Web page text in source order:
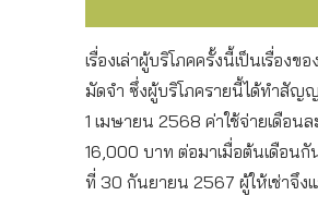
เรื่องเล่าผู้บริโภคครั้งนี้เป็นเรื่อง
มัดจำ ซึ่งผู้บริโภครายนี้ได้ทำสัญ
1 เมษายน 2568 ค่าใช้จ่ายเดือ
16,000 บาท ต่อมาเมื่อต้นเดือนกั
ที่ 30 กันยายน 2567 ผู้ให้เช่าจึง